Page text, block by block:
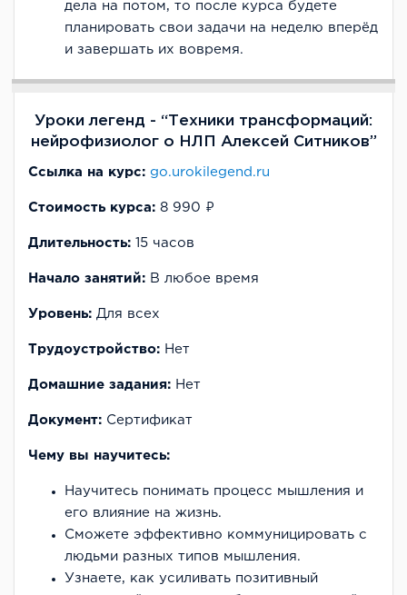
дела на потом, то после курса будете
планировать свои задачи на неделю вперёд
и завершать их вовремя.
Уроки легенд - “Техники трансформаций:
нейрофизиолог о НЛП Алексей Ситников”
Ссылка на курс: go.urokilegend.ru
Стоимость курса: 8 990 ₽
Длительность: 15 часов
Начало занятий: В любое время
Уровень: Для всех
Трудоустройство: Нет
Домашние задания: Нет
Документ: Cертификат
Чему вы научитесь:
Научитесь понимать процесс мышления и
его влияние на жизнь.
Сможете эффективно коммуницировать с
людьми разных типов мышления.
Узнаете, как усиливать позитивный